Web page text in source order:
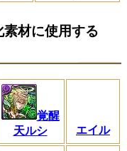
材に使用する
覚醒
天ルシ
エイル